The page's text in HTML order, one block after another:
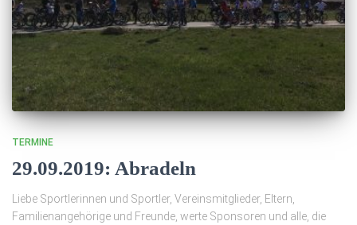
TERMINE
29.09.2019: Abradeln
Liebe Sportlerinnen und Sportler, Vereinsmitglieder, Eltern,
Familienangehörige und Freunde, werte Sponsoren und alle, die